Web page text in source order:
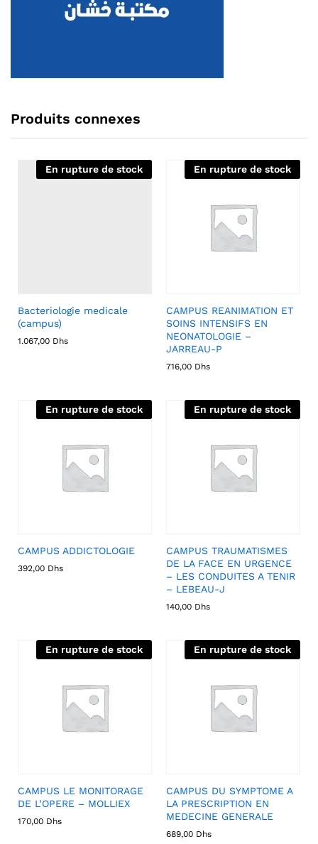
Produits connexes
En rupture de stock
Bacteriologie medicale
(campus)
1.067,00 Dhs
En rupture de stock
CAMPUS REANIMATION ET
SOINS INTENSIFS EN
NEONATOLOGIE –
JARREAU-P
716,00 Dhs
En rupture de stock
CAMPUS ADDICTOLOGIE
392,00 Dhs
En rupture de stock
CAMPUS TRAUMATISMES
DE LA FACE EN URGENCE
– LES CONDUITES A TENIR
– LEBEAU-J
140,00 Dhs
En rupture de stock
CAMPUS LE MONITORAGE
DE L’OPERE – MOLLIEX
170,00 Dhs
En rupture de stock
CAMPUS DU SYMPTOME A
LA PRESCRIPTION EN
MEDECINE GENERALE
689,00 Dhs